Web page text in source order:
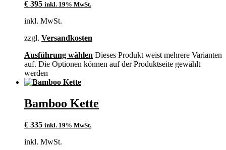
€ 395 inkl. 19% MwSt.
inkl. MwSt.
zzgl. Versandkosten
Ausführung wählen Dieses Produkt weist mehrere Varianten
auf. Die Optionen können auf der Produktseite gewählt
werden
Bamboo Kette
€ 335 inkl. 19% MwSt.
inkl. MwSt.